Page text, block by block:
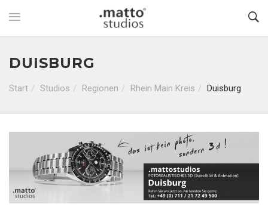
DUISBURG
Start Studios Regionen Rhein Main Kreis Duisburg